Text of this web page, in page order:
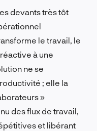
devants très tôt
le travail, le
à une
ne se
; elle la
»
des flux de travail,
et libérant